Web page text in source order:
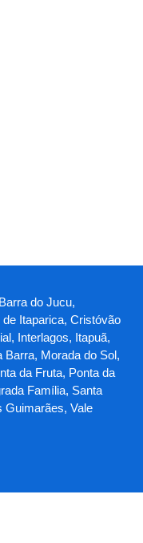
do Jucu,
Itaparica, Cristóvão
Interlagos, Itapuã,
Morada do Sol,
da Fruta, Ponta da
Família, Santa
Guimarães, Vale